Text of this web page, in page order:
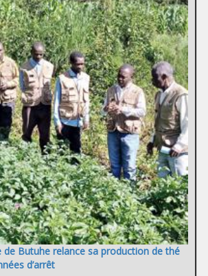
de Butuhe relance sa production de thé
d’arrêt